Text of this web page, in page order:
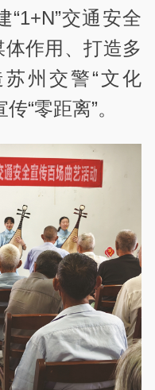
交通安全
作用、打造多
州交警“文化
“零距离”。